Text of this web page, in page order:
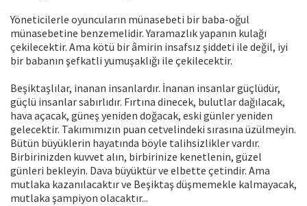
Yöneticilerle oyuncuların münasebeti bir baba-oğul
münasebetine benzemelidir. Yaramazlık yapanın kulağı
çekilecektir. Ama kötü bir âmirin insafsız şiddeti ile değil, iyi
bir babanın şefkatli yumuşak­lığı ile çekilecektir.
Beşiktaşlılar, inanan insanlardır. İnanan insanlar güçlüdür,
güçlü insanlar sabırlıdır. Fırtına dinecek, bulutlar dağılacak,
hava açacak, güneş yeniden doğacak, eski günler yeniden
gelecektir. Takımımızın puan cetvelindeki sırasına üzülmeyin.
Bütün büyüklerin hayatında böyle talihsizlikler vardır.
Birbirinizden kuvvet alın, birbirinize kenetlenin, güzel
günleri bekleyin. Dava büyüktür ve elbette çetindir. Ama
mutlaka kazanılacaktır ve Beşiktaş düşmemekle kalmayacak,
mutlaka şampiyon olacaktır...